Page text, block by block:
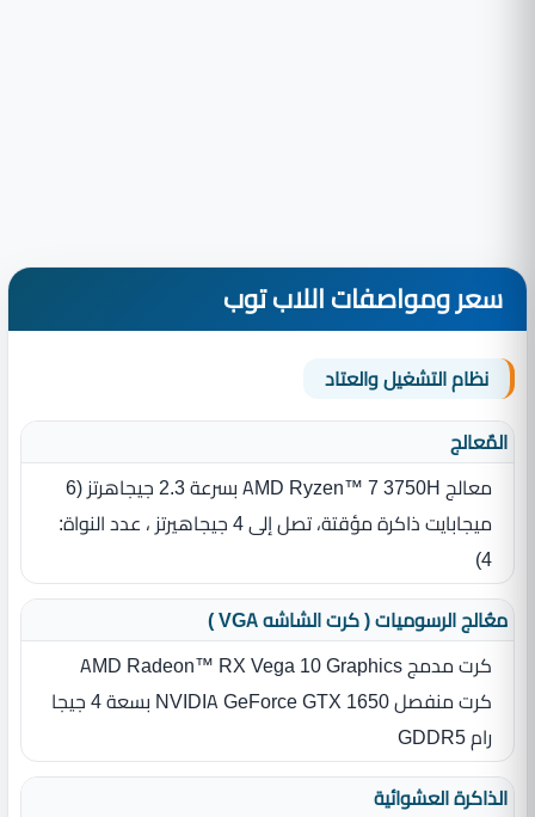
سعر ومواصفات اللاب توب
نظام التشغيل والعتاد
المٌعالج
معالج AMD Ryzen™ 7 3750H بسرعة 2.3 جيجاهرتز ‏(‏6
ميجابايت ذاكرة مؤقتة، تصل إلى 4 جيجاهيرتز ، عدد النواة‏:‏
4‏)‏
معُالج الرسوميات ( كرت الشاشه VGA )
كرت مدمج AMD Radeon™ RX Vega 10 Graphics
كرت منفصل NVIDIA GeForce GTX 1650 بسعة 4 جيجا
رام GDDR5
الذاكرة العشوائية